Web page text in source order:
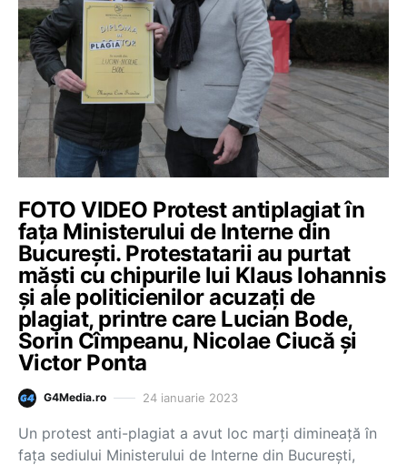
FOTO VIDEO Protest antiplagiat în
fața Ministerului de Interne din
București. Protestatarii au purtat
măști cu chipurile lui Klaus Iohannis
și ale politicienilor acuzați de
plagiat, printre care Lucian Bode,
Sorin Cîmpeanu, Nicolae Ciucă și
Victor Ponta
G4Media.ro 24 ianuarie 2023
Un protest anti-plagiat a avut loc marți dimineață în
fața sediului Ministerului de Interne din București,